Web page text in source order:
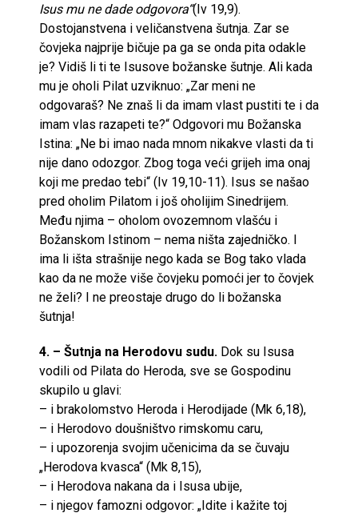
Isus mu ne dade odgovora“(Iv 19,9).
Dostojanstvena i veličanstvena šutnja. Zar se
čovjeka najprije bičuje pa ga se onda pita odakle
je? Vidiš li ti te Isusove božanske šutnje. Ali kada
mu je oholi Pilat uzviknuo: „Zar meni ne
odgovaraš? Ne znaš li da imam vlast pustiti te i da
imam vlas razapeti te?“ Odgovori mu Božanska
Istina: „Ne bi imao nada mnom nikakve vlasti da ti
nije dano odozgor. Zbog toga veći grijeh ima onaj
koji me predao tebi“ (Iv 19,10-11). Isus se našao
pred oholim Pilatom i još oholijim Sinedrijem.
Među njima – oholom ovozemnom vlašću i
Božanskom Istinom – nema ništa zajedničko. I
ima li išta strašnije nego kada se Bog tako vlada
kao da ne može više čovjeku pomoći jer to čovjek
ne želi? I ne preostaje drugo do li božanska
šutnja!
4. – Šutnja na Herodovu sudu. Dok su Isusa
vodili od Pilata do Heroda, sve se Gospodinu
skupilo u glavi:
– i brakolomstvo Heroda i Herodijade (Mk 6,18),
– i Herodovo doušništvo rimskomu caru,
– i upozorenja svojim učenicima da se čuvaju
„Herodova kvasca“ (Mk 8,15),
– i Herodova nakana da i Isusa ubije,
– i njegov famozni odgovor: „Idite i kažite toj